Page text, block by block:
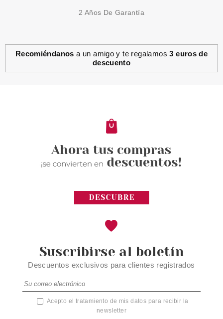
ASTOR
0.90€
2 Años De Garantía
Recomiéndanos a un amigo y te regalamos3 euros de
descuento
Suscribirse al boletín
Descuentos exclusivos para clientes registrados
Acepto el tratamiento de mis datos para recibir la
newsletter